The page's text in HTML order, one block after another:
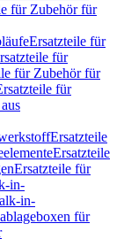
für Zubehör für
Ersatzteile für
für
für Zubehör für
für
Ersatzteile
Ersatzteile
Ersatzteile für
in-
in-
für